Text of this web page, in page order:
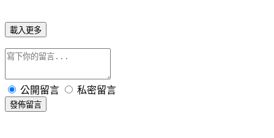
載入更多
公開留言 私密留言
發佈留言